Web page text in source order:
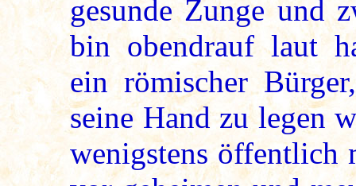
gesunde Zunge und
bin obendrauf laut
ein römischer
seine Hand zu legen
wenigstens öffentlich